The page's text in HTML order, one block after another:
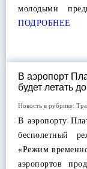
молодыми
ПОДРОБНЕЕ
В аэропорт
будет летать
Новость в рубрике:
В аэропорту
бесполетный
«Режим
аэропортов